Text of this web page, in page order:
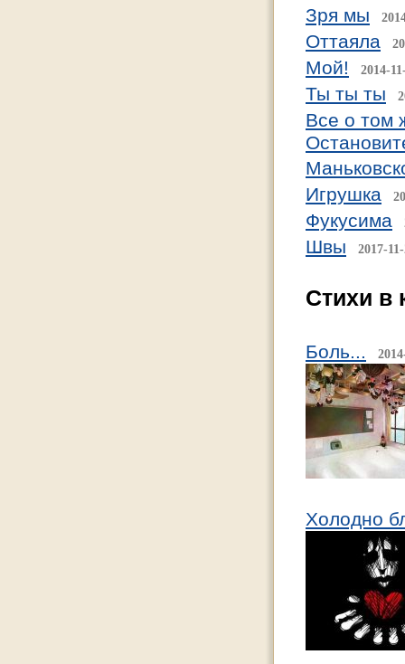
Зря мы
Оттаяла
Мой! 2014-
Ты ты ты
Все о том
Игрушка
Фукусима
Швы 2017-
Стихи в
Боль...
Холодно